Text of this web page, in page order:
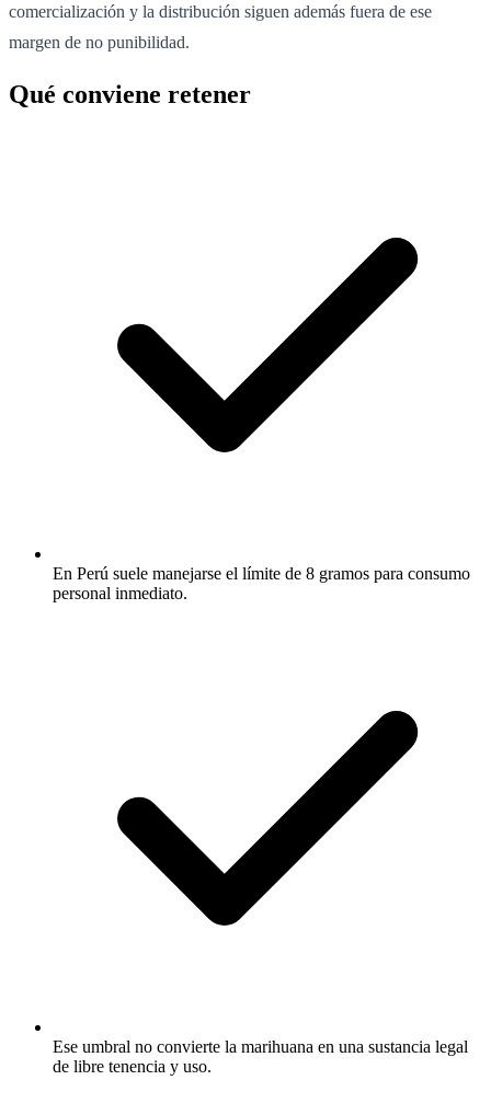
comercialización y la distribución siguen además fuera de ese
margen de no punibilidad.
Qué conviene retener
En Perú suele manejarse el límite de 8 gramos para consumo
personal inmediato.
Ese umbral no convierte la marihuana en una sustancia legal
de libre tenencia y uso.